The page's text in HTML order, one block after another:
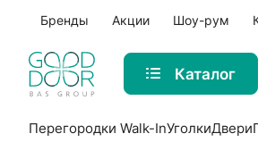
Бренды Акции Шоу-рум
Каталог
Перегородки Walk-InУголкиДвери